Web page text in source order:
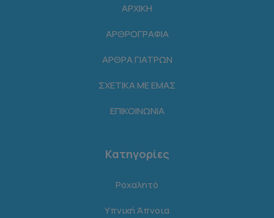
ΑΡΧΙΚΗ
ΑΡΘΡΟΓΡΑΦΙΑ
ΑΡΘΡΑ ΓΙΑΤΡΩΝ
ΣΧΕΤΙΚΑ ΜΕ ΕΜΑΣ
ΕΠΙΚΟΙΝΩΝΙΑ
Κατηγορίες
Ροχαλητό
Υπνική Άπνοια